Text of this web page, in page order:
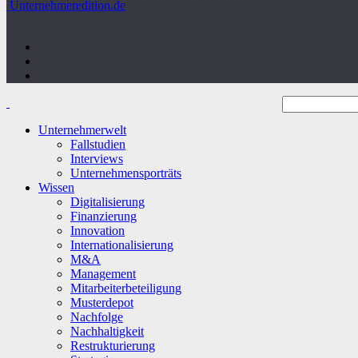
Unternehmeredition.de
Unternehmerwelt
Fallstudien
Interviews
Unternehmensporträts
Wissen
Digitalisierung
Finanzierung
Innovation
Internationalisierung
M&A
Management
Mitarbeiterbeteiligung
Musterdepot
Nachfolge
Nachhaltigkeit
Restrukturierung